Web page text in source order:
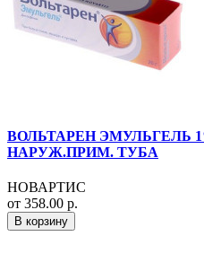
ВОЛЬТАРЕН ЭМУЛЬГЕЛЬ
НАРУЖ.ПРИМ. ТУБА
НОВАРТИС
от 358.00 р.
В корзину